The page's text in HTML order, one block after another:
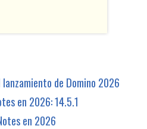
de Domino 2026
en 2026: 14.5.1
en 2026